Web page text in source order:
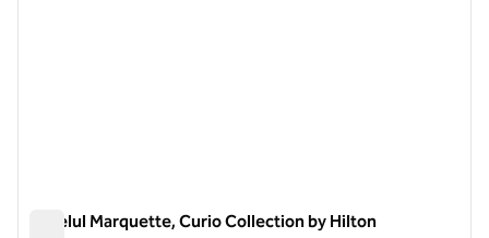
Hotelul Marquette, Curio Collection by Hilton